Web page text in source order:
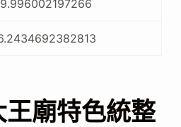
廟特色統整